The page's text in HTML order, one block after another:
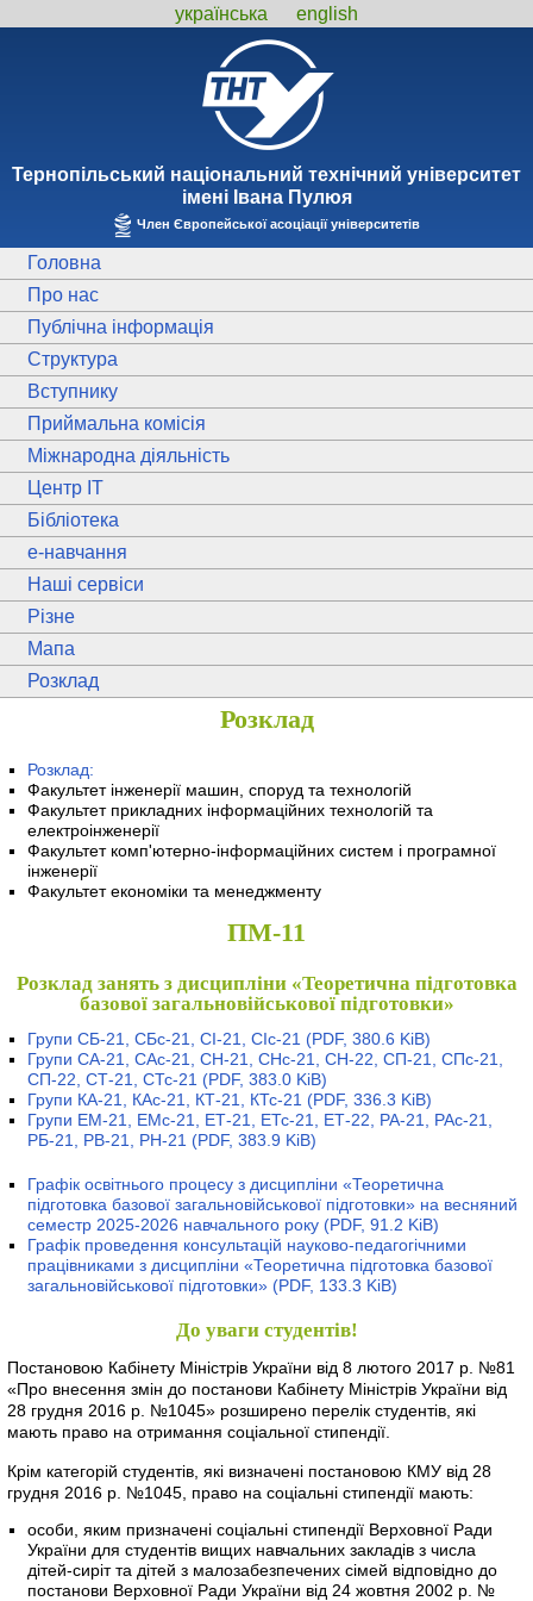
українська english
Тернопiльський національний технiчний унiверситет
iменi Iвана Пулюя
Член Європейської асоціації університетів
Головна
Про нас
Публічна інформація
Структура
Вступнику
Приймальна комісія
Міжнародна діяльність
Центр ІТ
Бібліотека
e-навчання
Наші сервіси
Різне
Мапа
Розклад
Розклад
Розклад:
Факультет інженерії машин, споруд та технологій
Факультет прикладних інформаційних технологій та
електроінженерії
Факультет комп'ютерно-інформаційних систем і програмної
інженерії
Факультет економіки та менеджменту
ПМ-11
Розклад занять з дисципліни «Теоретична підготовка
базової загальновійськової підготовки»
Групи СБ-21, СБс-21, СІ-21, СІс-21 (PDF, 380.6 KiB)
Групи СА-21, САс-21, СН-21, СНс-21, СН-22, СП-21, СПс-21,
СП-22, СТ-21, СТс-21 (PDF, 383.0 KiB)
Групи КА-21, КАс-21, КТ-21, КТс-21 (PDF, 336.3 KiB)
Групи ЕМ-21, ЕМс-21, ЕТ-21, ЕТс-21, ЕТ-22, РА-21, РАс-21,
РБ-21, РВ-21, РН-21 (PDF, 383.9 KiB)
Графік освітнього процесу з дисципліни «Теоретична
підготовка базової загальновійськової підготовки» на весняний
семестр 2025-2026 навчального року (PDF, 91.2 KiB)
Графік проведення консультацій науково-педагогічними
працівниками з дисципліни «Теоретична підготовка базової
загальновійськової підготовки» (PDF, 133.3 KiB)
До уваги студентів!
Постановою Кабінету Міністрів України від 8 лютого 2017 р. №81
«Про внесення змін до постанови Кабінету Міністрів України від
28 грудня 2016 р. №1045» розширено перелік студентів, які
мають право на отримання соціальної стипендії.
Крім категорій студентів, які визначені постановою КМУ від 28
грудня 2016 р. №1045, право на соціальні стипендії мають:
особи, яким призначені соціальні стипендії Верховної Ради
України для студентів вищих навчальних закладів з числа
дітей-сиріт та дітей з малозабезпечених сімей відповідно до
постанови Верховної Ради України від 24 жовтня 2002 р. №